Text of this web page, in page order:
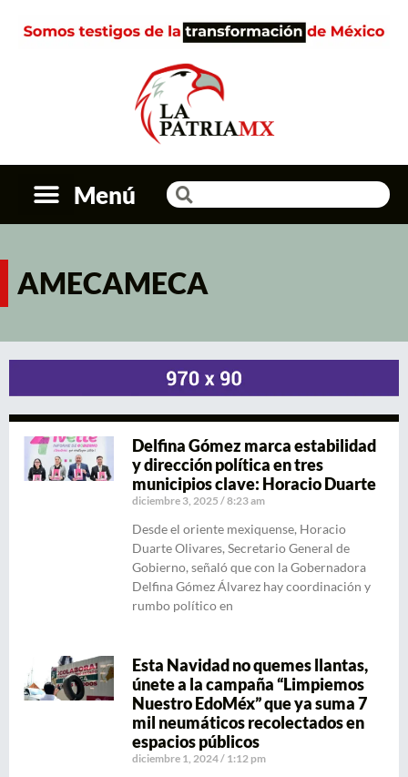
Menú
AMECAMECA
Delfina Gómez marca estabilidad
y dirección política en tres
municipios clave: Horacio Duarte
diciembre 3, 2025 8:23 am
Desde el oriente mexiquense, Horacio
Duarte Olivares, Secretario General de
Gobierno, señaló que con la Gobernadora
Delfina Gómez Álvarez hay coordinación y
rumbo político en
Esta Navidad no quemes llantas,
únete a la campaña “Limpiemos
Nuestro EdoMéx” que ya suma 7
mil neumáticos recolectados en
espacios públicos
diciembre 1, 2024 1:12 pm